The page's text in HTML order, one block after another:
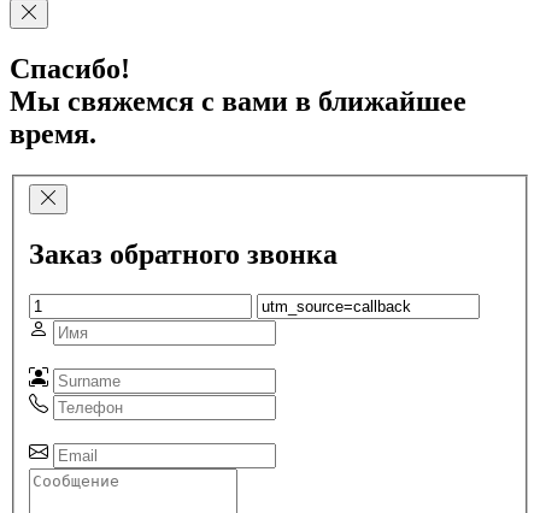
Спасибо!
Мы свяжемся с вами в ближайшее
время.
Заказ обратного звонка